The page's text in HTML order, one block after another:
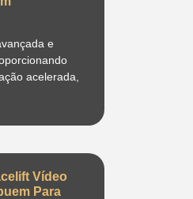
e
acelerada,
Vídeo
Para